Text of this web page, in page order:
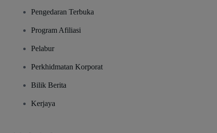
Pengedaran Terbuka
Program Afiliasi
Pelabur
Perkhidmatan Korporat
Bilik Berita
Kerjaya